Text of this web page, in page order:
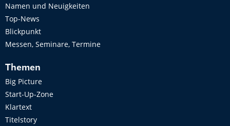
Namen und Neuigkeiten
Top-News
Blickpunkt
Messen, Seminare, Termine
Themen
Big Picture
Start-Up-Zone
Klartext
Titelstory